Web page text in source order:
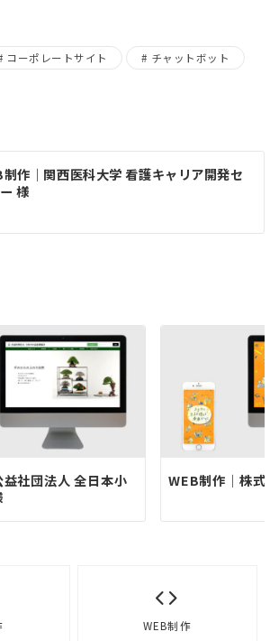
コーポレートサイト チャットボット
制作｜関西医科大学 看護キャリア開発セ
様
社団法人 全日本小
WEB制作｜株式
WEB制作